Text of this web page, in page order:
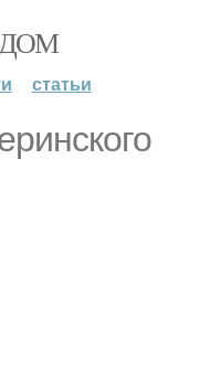
статьи